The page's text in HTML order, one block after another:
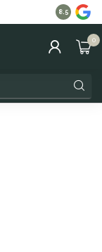
Gratis
8.5
0